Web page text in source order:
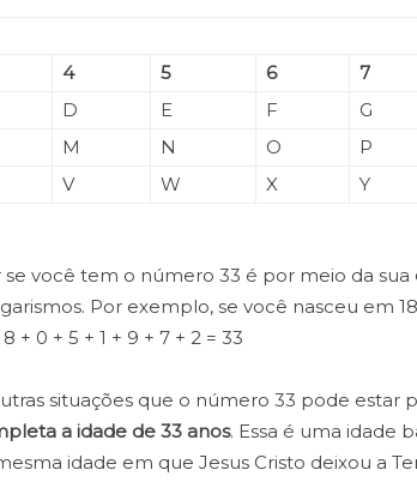
4 5 6 7
D E F G
M N O P
V W X Y
você tem o número 33 é por meio da sua
Por exemplo, se você nasceu em
+ 0 + 5 + 1 + 9 + 7 + 2 = 33
situações que o número 33 pode estar
a idade de 33 anos. Essa é uma idade
idade em que Jesus Cristo deixou a